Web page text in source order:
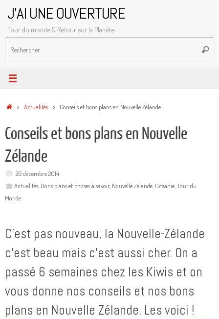
contenu
J'AI UNE OUVERTURE
Tour du monde & Retour sur la Planète
AccueilActualités Conseils et bons plans en Nouvelle Zélande
Conseils et bons plans en Nouvelle
Zélande
26 décembre 2014
Actualités, Bons plans et choses à savoir, Nouvelle Zélande, Océanie, Tour du
Monde
C’est pas nouveau, la Nouvelle-Zélande
c’est beau mais c’est aussi cher. On a
passé 6 semaines chez les Kiwis et on
vous donne nos conseils et nos bons
plans en Nouvelle Zélande. Les voici !